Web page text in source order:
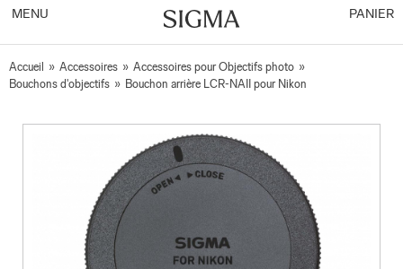
MENU PANIER
Accueil » Accessoires » Accessoires pour Objectifs photo »
Bouchons d'objectifs » Bouchon arrière LCR-NAII pour Nikon